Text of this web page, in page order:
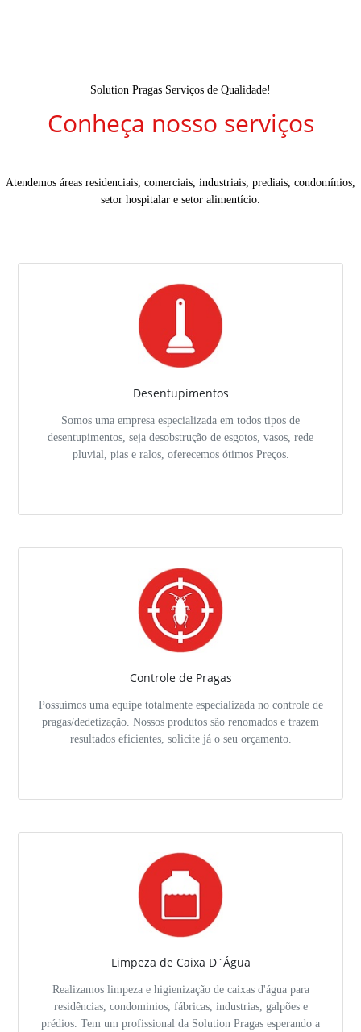
Solution Pragas Serviços de Qualidade!
Conheça nosso serviços
Atendemos áreas residenciais, comerciais, industriais, prediais, condomínios,
setor hospitalar e setor alimentício.
Desentupimentos
Somos uma empresa especializada em todos tipos de
desentupimentos, seja desobstrução de esgotos, vasos, rede
pluvial, pias e ralos, oferecemos ótimos Preços.
Controle de Pragas
Possuímos uma equipe totalmente especializada no controle de
pragas/dedetização. Nossos produtos são renomados e trazem
resultados eficientes, solicite já o seu orçamento.
Limpeza de Caixa D`Água
Realizamos limpeza e higienização de caixas d'água para
residências, condominios, fábricas, industrias, galpões e
prédios. Tem um profissional da Solution Pragas esperando a